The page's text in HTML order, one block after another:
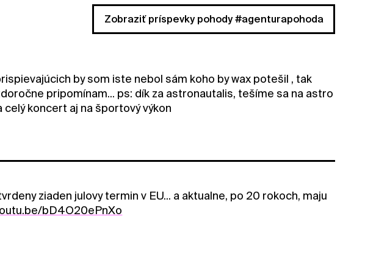
Zobraziť príspevky pohody #agenturapohoda
by som iste nebol sám koho by wax potešil , tak
pripomínam... ps: dík za astronautalis, tešíme sa na astro
koncert aj na športový výkon
ziaden julovy termin v EU... a aktualne, po 20 rokoch, maju
bD4O20ePnXo